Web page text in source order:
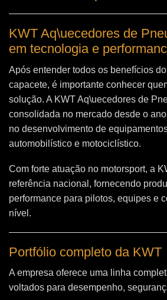
KWT Aq\uecedores de
em tecnologia e
Após entender todos os benefícios
capacete, é importante conhecer
solução. A KWT Aq\uecedores de
consolidada no mercado desde o
no desenvolvimento de
automobilístico e motociclístico.
Com forte atuação no motorsport, a
referência nacional, fornecendo
performance para pilotos, equipes e
nível.
Portfólio completo da KWT
A empresa oferece uma linha
voltados para desempenho,